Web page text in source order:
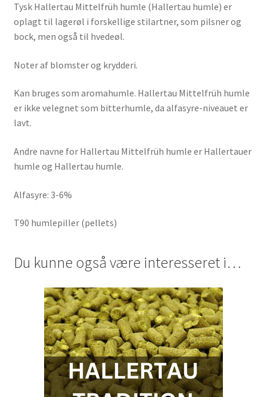
Tysk Hallertau Mittelfrüh humle (Hallertau humle) er
oplagt til lagerøl i forskellige stilartner, som pilsner og
bock, men også til hvedeøl.
Noter af blomster og krydderi.
Kan bruges som aromahumle. Hallertau Mittelfrüh humle
er ikke velegnet som bitterhumle, da alfasyre-niveauet er
lavt.
Andre navne for Hallertau Mittelfrüh humle er Hallertauer
humle og Hallertau humle.
Alfasyre: 3-6%
T90 humlepiller (pellets)
Du kunne også være interesseret i…